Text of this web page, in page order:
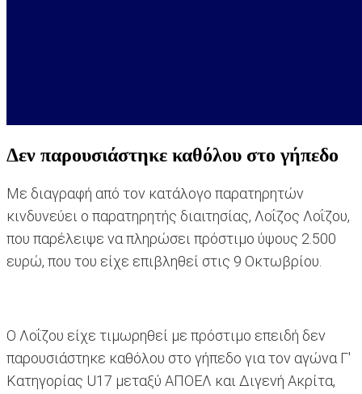
Δεν παρουσιάστηκε καθόλου στο γήπεδο
Με διαγραφή από τον κατάλογο παρατηρητών
κινδυνεύει ο παρατηρητής διαιτησίας, Λοΐζος Λοΐζου,
που παρέλειψε να πληρώσει πρόστιμο ύψους 2.500
ευρώ, που του είχε επιβληθεί στις 9 Οκτωβρίου.
Ο Λοΐζου είχε τιμωρηθεί με πρόστιμο επειδή δεν
παρουσιάστηκε καθόλου στο γήπεδο για τον αγώνα Γ'
Κατηγορίας U17 μεταξύ ΑΠΟΕΛ και Διγενή Ακρίτα,